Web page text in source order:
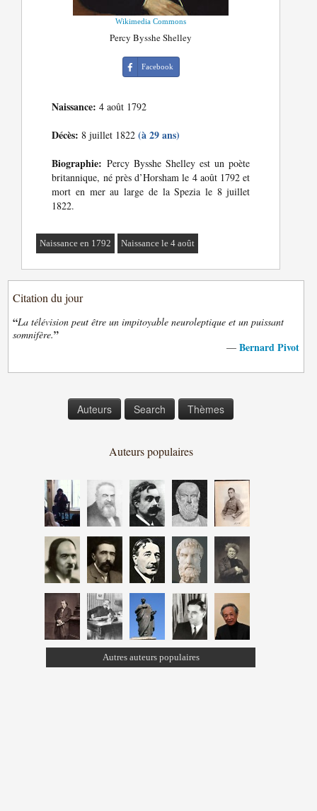
Wikimedia Commons
Percy Bysshe Shelley
Facebook
Naissance: 4 août 1792
Décès: 8 juillet 1822(à 29 ans)
Biographie: Percy Bysshe Shelley est un poète
britannique, né près d’Horsham le 4 août 1792 et
mort en mer au large de la Spezia le 8 juillet
1822.
Naissance en 1792 Naissance le 4 août
Citation du jour
“La télévision peut être un impitoyable neuroleptique et un puissant
somnifère.”
— Bernard Pivot
Auteurs Search Thèmes
Auteurs populaires
Autres auteurs populaires